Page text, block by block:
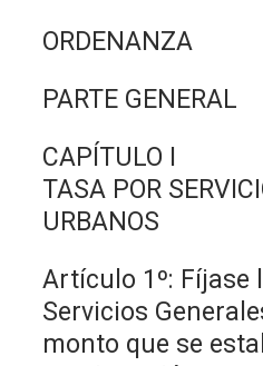
ORDENANZA
PARTE GENERAL
CAPÍTULO I
TASA POR
URBANOS
Artículo 1º: Fíjase
Servicios
monto que se